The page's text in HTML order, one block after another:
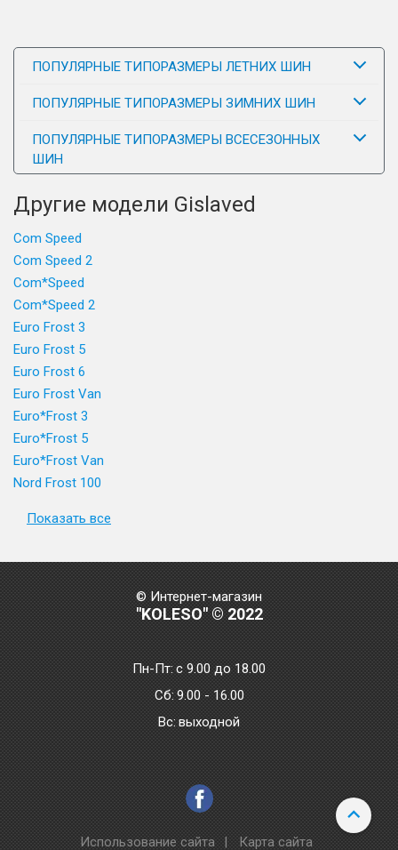
ПОПУЛЯРНЫЕ ТИПОРАЗМЕРЫ ЛЕТНИХ ШИН
ПОПУЛЯРНЫЕ ТИПОРАЗМЕРЫ ЗИМНИХ ШИН
ПОПУЛЯРНЫЕ ТИПОРАЗМЕРЫ ВСЕСЕЗОННЫХ
ШИН
Другие модели Gislaved
Com Speed
Com Speed 2
Com*Speed
Com*Speed 2
Euro Frost 3
Euro Frost 5
Euro Frost 6
Euro Frost Van
Euro*Frost 3
Euro*Frost 5
Euro*Frost Van
Nord Frost 100
Показать все
© Интернет-магазин
"KOLESO" © 2022
Пн-Пт:с 9.00 до 18.00
Сб: 9.00 - 16.00
Bc: выходной
Использование сайта | Карта сайта